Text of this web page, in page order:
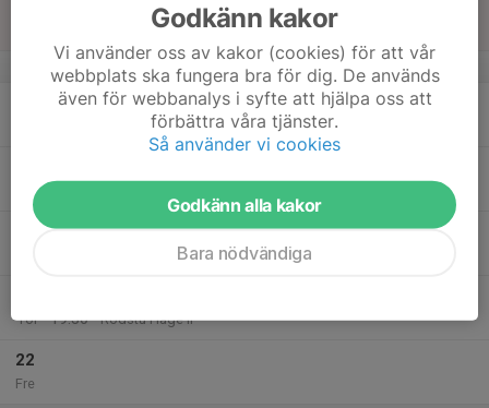
v.38
18:00
Träning Kanonerna
Rödstu Hage IP
Tor
19:30
Rödstu Hage IP
22
Fre
Godkänn kakor
Vi använder oss av kakor (cookies) för att vår
webbplats ska fungera bra för dig. De används
även för webbanalys i syfte att hjälpa oss att
förbättra våra tjänster.
Så använder vi cookies
Godkänn alla kakor
Bara nödvändiga